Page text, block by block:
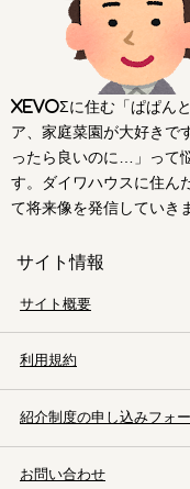
xevoΣに住む「ぱぱん
ア、家庭菜園が大好きで
ったら良いのに…」って
す。ダイワハウスに住ん
て将来像を発信していき
サイト情報
サイト概要
利用規約
紹介制度の申し込みフォ
お問い合わせ